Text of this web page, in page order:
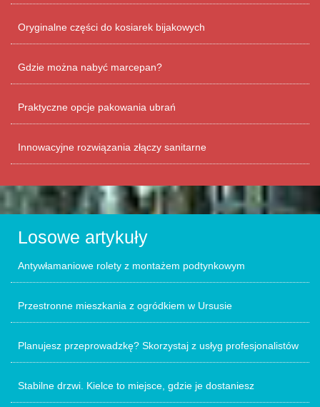
Oryginalne części do kosiarek bijakowych
Gdzie można nabyć marcepan?
Praktyczne opcje pakowania ubrań
Innowacyjne rozwiązania złączy sanitarne
Losowe artykuły
Antywłamaniowe rolety z montażem podtynkowym
Przestronne mieszkania z ogródkiem w Ursusie
Planujesz przeprowadzkę? Skorzystaj z usłyg profesjonalistów
Stabilne drzwi. Kielce to miejsce, gdzie je dostaniesz